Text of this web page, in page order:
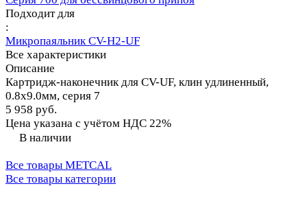
Подходит для
:
Микропаяльник CV-H2-UF
Все характеристики
Описание
Картридж-наконечник для CV-UF, клин удлиненный,
0.8х9.0мм, серия 7
5 958 руб.
Цена указана с учётом НДС 22%
В наличии
Все товары METCAL
Все товары категории